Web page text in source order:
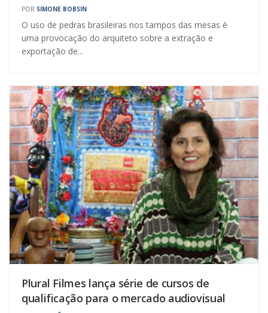
POR SIMONE BOBSIN
O uso de pedras brasileiras nos tampos das mesas é
uma provocação do arquiteto sobre a extração e
exportação de...
Plural Filmes lança série de cursos de
qualificação para o mercado audiovisual